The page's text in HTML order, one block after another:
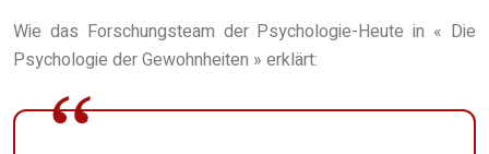
Wie das Forschungsteam der Psychologie-Heute in « Die
Psychologie der Gewohnheiten » erklärt: